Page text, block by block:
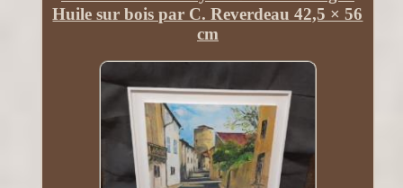
Huile sur bois par C. Reverdeau 42,5 × 56
cm